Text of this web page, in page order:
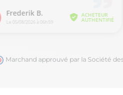
Marchand approuvé par la Société